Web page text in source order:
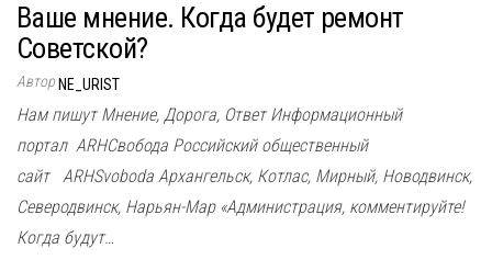
Ваше мнение. Когда будет ремонт
Советской?
Автор NE_URIST
Нам пишут Мнение, Дорога, Ответ Информационный
портал ARHСвобода Российский общественный
сайт ARHSvoboda Архангельск, Котлас, Мирный, Новодвинск,
Северодвинск, Нарьян-Мар «Администрация, комментируйте!
Когда будут…